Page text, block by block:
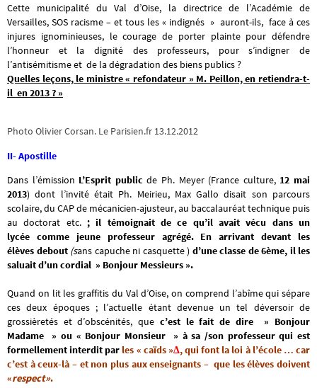
Cette municipalité du Val d’Oise, la directrice de l’Académie de
Versailles, SOS racisme – et tous les « indignés » auront-ils, face à ces
injures ignominieuses, le courage de porter plainte pour défendre
l’honneur et la dignité des professeurs, pour s’indigner de
l’antisémitisme et de la dégradation des biens publics ?
Quelles leçons, le ministre « refondateur » M. Peillon, en retiendra-t-
il en 2013 ? »
Photo Olivier Corsan. Le Parisien.fr 13.12.2012
II- Apostille
Dans l’émission L’Esprit publicde Ph. Meyer (France culture, 12 mai
2013) dont l’invité était Ph. Meirieu, Max Gallo disait son parcours
scolaire, du CAP de mécanicien-ajusteur, au baccalauréat technique puis
au doctorat etc.; il témoignait de ce qu’il avait vécu dans un
lycée comme jeune professeur agrégé. En arrivant devant les
élèves debout (sans capuche ni casquette ) d’une classe de 6ème, il les
saluaitd’un cordial » Bonjour Messieurs ».
Quand on lit les graffitis du Val d’Oise, on comprend l’abîme qui sépare
ces deux époques ; l’actuelle étant devenue un tel déversoir de
grossièretés et d’obscénités, que c’est le fait de dire » Bonjour
Madame » ou « Bonjour Monsieur » à sa /son professeur qui est
formellement interdit parles « caïds »Δ, qui font la loi à l’école … car
c’est à ceux-là – et non plus aux enseignants – que les élèves doivent
«respect».